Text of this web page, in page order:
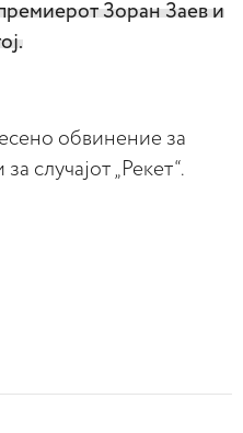
Зоран Заев и
обвинение за
случајот „Рекет“.